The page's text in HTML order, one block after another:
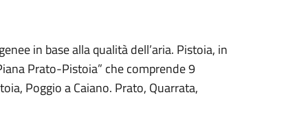
in base alla qualità dell’aria. Pistoia, in
Prato-Pistoia” che comprende 9
Poggio a Caiano. Prato, Quarrata,